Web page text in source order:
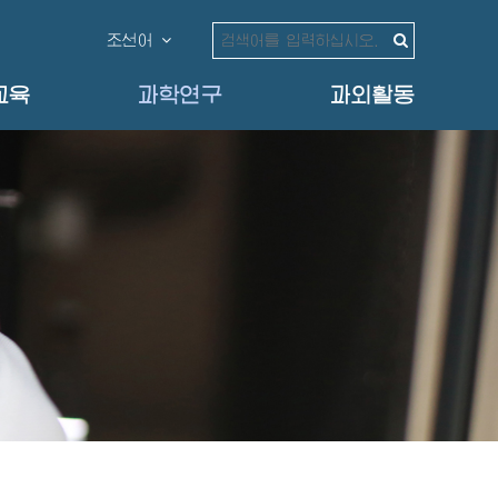
조선어
육 과학연구 과외활동